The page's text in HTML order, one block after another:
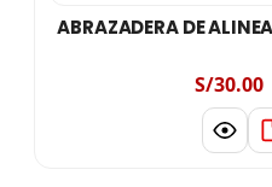
ABRAZADERA DE
S/30.00